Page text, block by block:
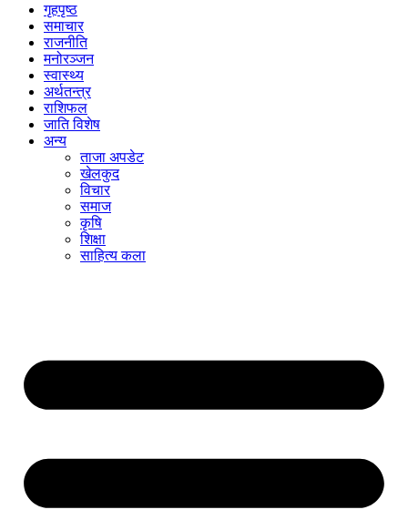
गृहपृष्ठ
समाचार
राजनीति
मनोरञ्जन
स्वास्थ्य
अर्थतन्त्र
राशिफल
जाति विशेष
अन्य
ताजा अपडेट
खेलकुद
विचार
समाज
कृषि
शिक्षा
साहित्य कला